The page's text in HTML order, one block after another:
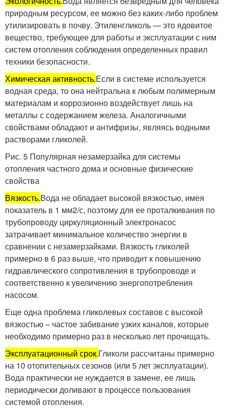
природным ресурсом, ее можно без каких-либо проблем
утилизировать в почву. Этиленгликоль — это ядовитое
вещество, требующее для работы и эксплуатации с ним
систем отопления соблюдения определенных правил
техники безопасности.
Химическая активность.Если в системе используется
водная среда, то она нейтральна к любым полимерным
материалам и коррозионно воздействует лишь на
металлы с содержанием железа. Аналогичными
свойствами обладают и антифризы, являясь водными
растворами гликолей.
Рис. 5 Популярная незамерзайка для системы
отопления частного дома и основные физические
свойства
Вязкость.Вода не обладает высокой вязкостью, имея
показатель в 1 мм2/с, поэтому для ее проталкивания по
трубопроводу циркуляционный электронасос
затрачивает минимальное количество энергии в
сравнении с незамерзайками. Вязкость гликолей
примерно в 6 раз выше, что приводит к повышению
гидравлического сопротивления в трубопроводе и
соответственно к увеличению энергопотребления
насосом.
Еще одна проблема гликолевых составов с высокой
вязкостью – частое забивание узких каналов, которые
необходимо примерно раз в несколько лет прочищать.
Эксплуатационный срок.Гликоли рассчитаны примерно
на 10 отопительных сезонов (или 5 лет эксплуатации).
Вода практически не нуждается в замене, ее лишь
периодически доливают в процессе пользования
системой отопления.